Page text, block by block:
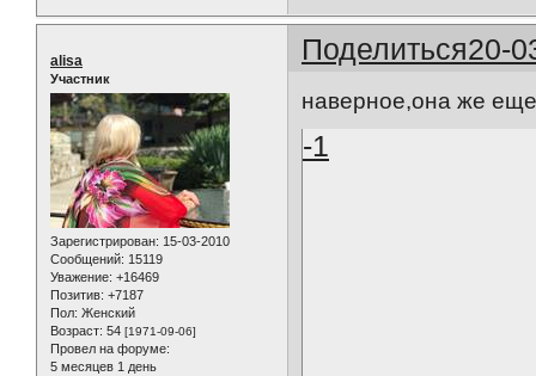
Поделиться20-
alisa
Участник
Зарегистрирован: 15-03-2010
Сообщений: 15119
Уважение: +16469
Позитив: +7187
Пол: Женский
Возраст: 54 [1971-09-06]
Провел на форуме:
5 месяцев 1 день
наверное,она же еще
-1